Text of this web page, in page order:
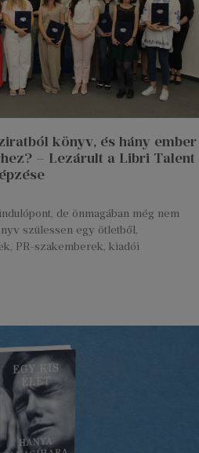
könyv, és hány ember
– Lezárult a Libri Talent
de önmagában még nem
szülessen egy ötletből,
PR-szakemberek, kiadói